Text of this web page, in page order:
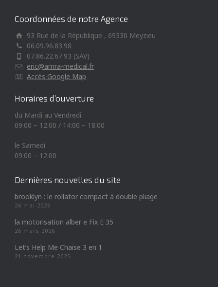
Coordonnées de notre Agence
93 Rue de la République , 69330 Meyzieu
06.09.96.83.98
07.86.22.67.93 (SAV)
eric@amra-medical.fr
Accès Google Map
Horaires d’ouverture
du Mardi au Vendredi
09:00 – 12:00 / 14:00 – 18:00
le Samedi
09:00 – 12:00
Dernières nouvelles du site
brooklyn : le rollator compact à double pliage
26 mai 2026
la motorisation alber e Fix E 35
26 mars 2026
Let’s Help Me Chaise 3 en 1
21 novembre 2025